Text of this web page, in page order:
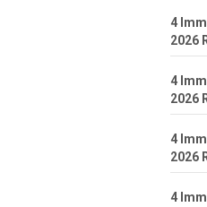
4
2026
4
2026
4
2026
4